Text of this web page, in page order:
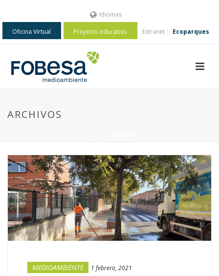
Idiomas
Oficina Virtual Proyecto educativo Extranet Ecoparques
ARCHIVOS
MEDIOAMBIENTE 1 febrero, 2021